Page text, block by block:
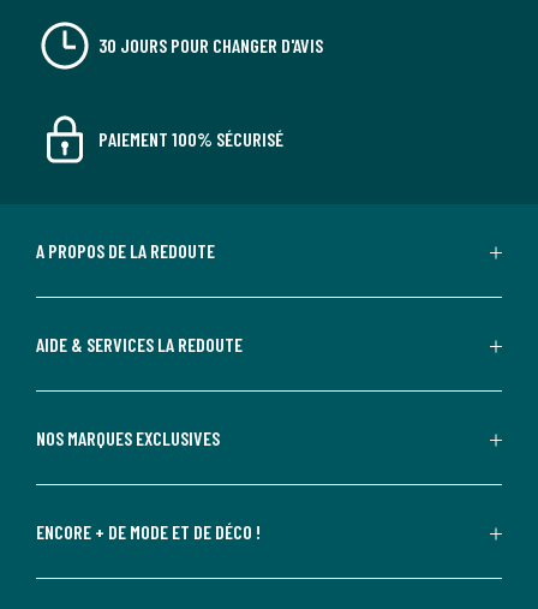
30 JOURS POUR CHANGER D'AVIS
PAIEMENT 100% SÉCURISÉ
A PROPOS DE LA REDOUTE
AIDE & SERVICES LA REDOUTE
NOS MARQUES EXCLUSIVES
ENCORE + DE MODE ET DE DÉCO !